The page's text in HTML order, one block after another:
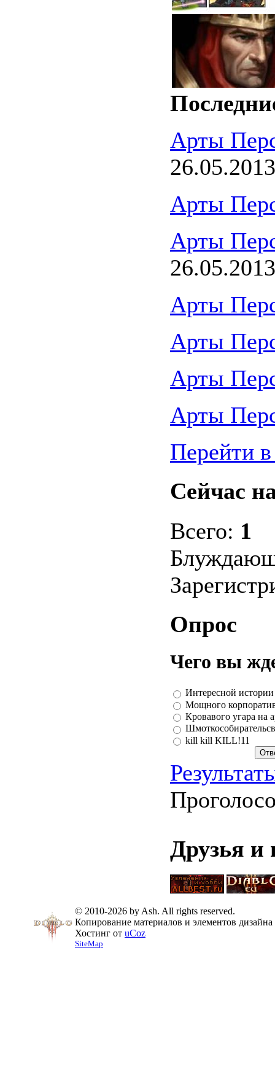
Арты
26.05.2013
Арты
Арты
26.05.2013
Арты
Арты
Арты
Арты
Перейти
Сейчас
Всего: 1
Опрос
Чего вы
Интересной истории
Мощного
Кровавого угара на
kill kill KILL!11
Друзья и
© 2010-2026 by Ash. All rights reserved.
Копирование материалов и элементов
Хостинг от uCoz
SiteMap